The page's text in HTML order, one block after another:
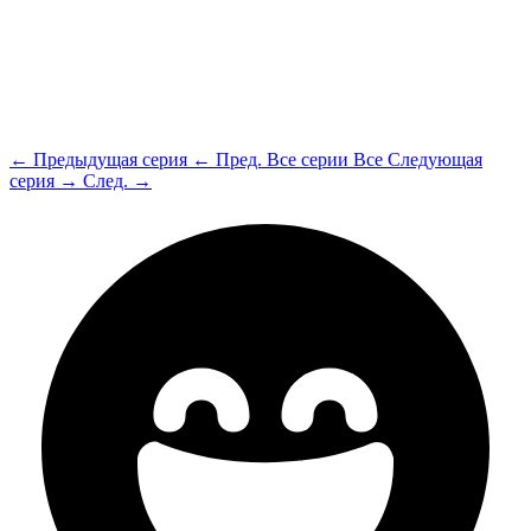
← Предыдущая серия ← Пред. Все серии Все Следующая
серия → След. →